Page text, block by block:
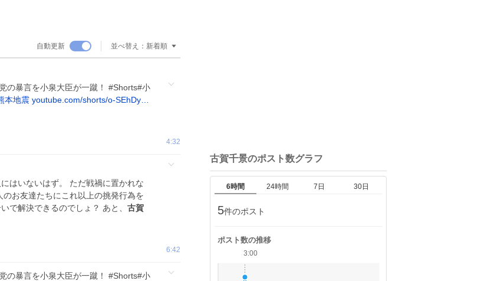
す
自動更新 並べ替え： 新着順
の暴言を小泉大臣が一蹴！ #Shorts#小
本地震 youtube.com/shorts/o-SEhDy…
4:32
はいないはず。 ただ戦禍に置かれな
お友達たちにこれ以上の挑発行為を
で解決できるのでしょ？ あと、 古賀
6:42
の暴言を小泉大臣が一蹴！ #Shorts#小
古賀千景のポスト数グラフ
6時間 24時間 7日 30日
5件のポスト
ポスト数の推移
3:00